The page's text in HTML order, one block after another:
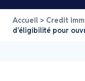
Accueil > Credit
d’éligibilité pour